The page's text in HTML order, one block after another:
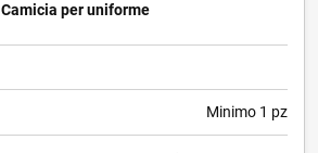
Camicia per uniforme
Minimo 1 pz